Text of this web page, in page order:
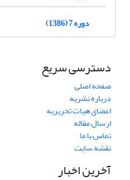
دوره 7 (1386)
دسترسی سریع
صفحه اصلی
درباره نشریه
اعضای هیات تحریریه
ارسال مقاله
تماس با ما
نقشه سایت
آخرین اخبار